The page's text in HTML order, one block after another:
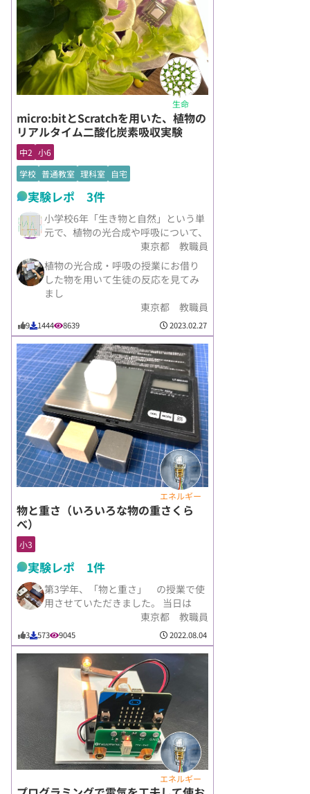
生命
micro:bitとScratchを用いた、植物の
リアルタイム二酸化炭素吸収実験
中2 小6
学校 普通教室 理科室 自宅
実験レポ 3件
小学校6年「生き物と自然」という単
元で、植物の光合成や呼吸について、
東京都 教職員
植物の光合成・呼吸の授業にお借り
した物を用いて生徒の反応を見てみ
まし
東京都 教職員
9 1444 8639 2023.02.27
エネルギー
物と重さ（いろいろな物の重さくら
べ）
小3
実験レポ 1件
第3学年、「物と重さ」 の授業で使
用させていただきました。 当日は
東京都 教職員
3 573 9045 2022.08.04
エネルギー